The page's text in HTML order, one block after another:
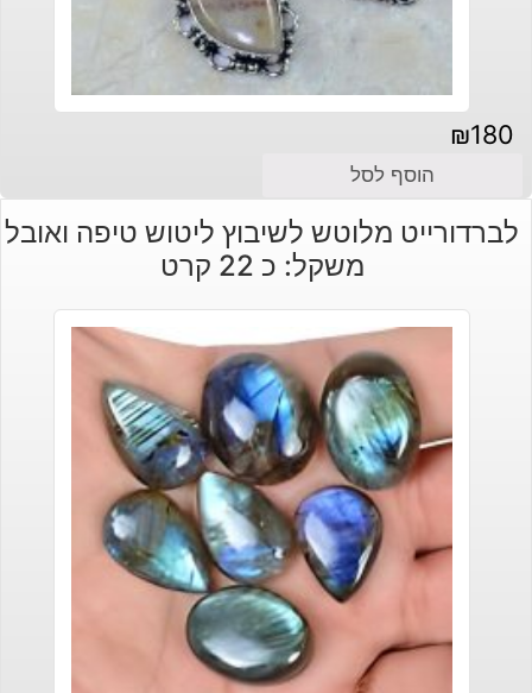
₪180
הוסף לסל
לברדורייט מלוטש לשיבוץ ליטוש טיפה ואובל
משקל: כ 22 קרט